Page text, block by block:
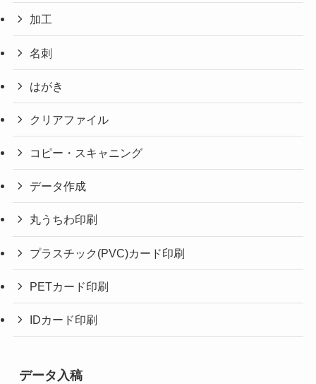
加工
名刺
はがき
クリアファイル
コピー・スキャニング
データ作成
丸うちわ印刷
プラスチック(PVC)カード印刷
PETカード印刷
IDカード印刷
データ入稿